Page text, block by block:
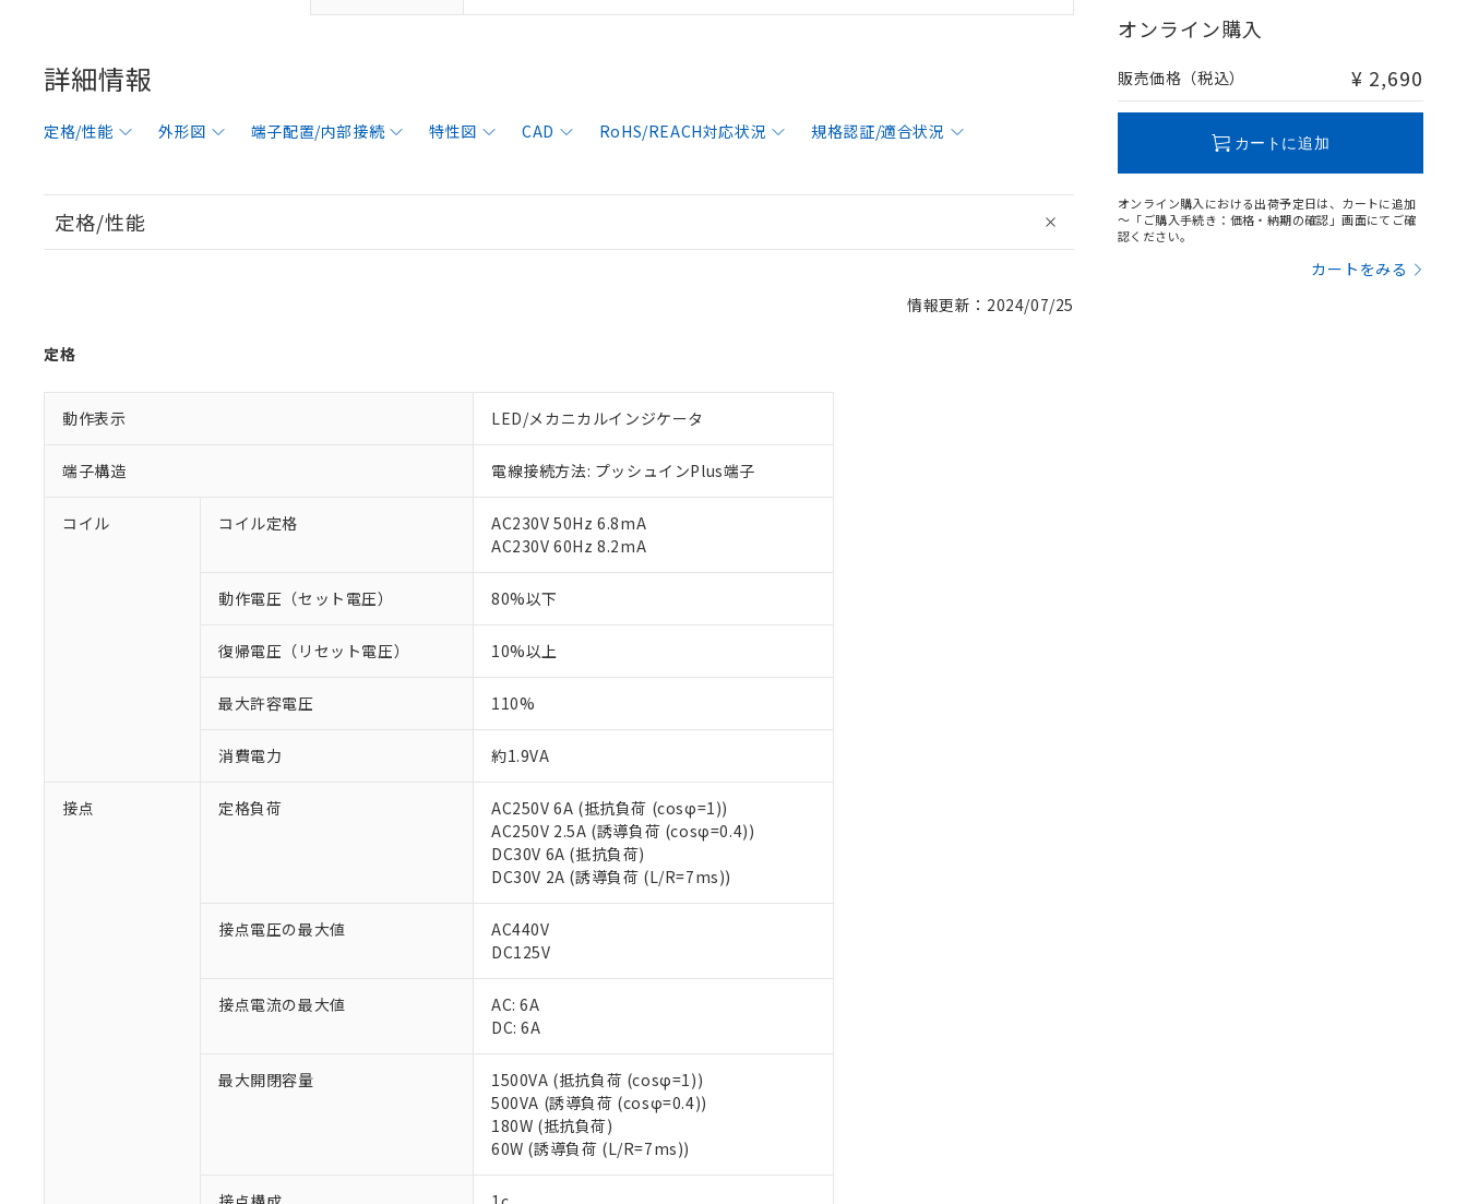
詳細情報
定格/性能 外形図 端子配置/内部接続 特性図 CAD RoHS/REACH対応状況 規格認証/適合状況
定格/性能
情報更新：2024/07/25
定格
動作表示 LED/メカニカルインジケータ
端子構造 電線接続方法: プッシュインPlus端子
コイル コイル定格
AC230V 50Hz 6.8mA
AC230V 60Hz 8.2mA
動作電圧（セット電圧） 80%以下
復帰電圧（リセット電圧） 10%以上
最大許容電圧 110%
消費電力 約1.9VA
接点 定格負荷
AC250V 6A (抵抗負荷 (cosφ=1))
AC250V 2.5A (誘導負荷 (cosφ=0.4))
DC30V 6A (抵抗負荷)
DC30V 2A (誘導負荷 (L/R=7ms))
接点電圧の最大値
AC440V
DC125V
接点電流の最大値
AC: 6A
DC: 6A
最大開閉容量
1500VA (抵抗負荷 (cosφ=1))
500VA (誘導負荷 (cosφ=0.4))
180W (抵抗負荷)
60W (誘導負荷 (L/R=7ms))
オンライン購入
販売価格（税込） ¥ 2,690
カートに追加
オンライン購入における出荷予定日は、カートに追加
～「ご購入手続き：価格・納期の確認」画面にてご確
認ください。
カートをみる
対応済み：EU RoHS指令（10物質）の非含有に対応した製品が提供可能な商品です。
対応予定：EU RoHS指令（10物質）の非含有に対応した製品に切り替える予定のある商品です。
対応予定なし：EU RoHS指令（10物質）の非含有に非対応の商品で、対応品を出す予定はありません。